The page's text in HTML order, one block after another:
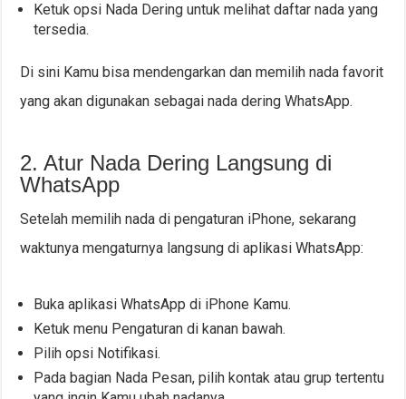
Ketuk opsi Nada Dering untuk melihat daftar nada yang
tersedia.
Di sini Kamu bisa mendengarkan dan memilih nada favorit
yang akan digunakan sebagai nada dering WhatsApp.
2. Atur Nada Dering Langsung di
WhatsApp
Setelah memilih nada di pengaturan iPhone, sekarang
waktunya mengaturnya langsung di aplikasi WhatsApp:
Buka aplikasi WhatsApp di iPhone Kamu.
Ketuk menu Pengaturan di kanan bawah.
Pilih opsi Notifikasi.
Pada bagian Nada Pesan, pilih kontak atau grup tertentu